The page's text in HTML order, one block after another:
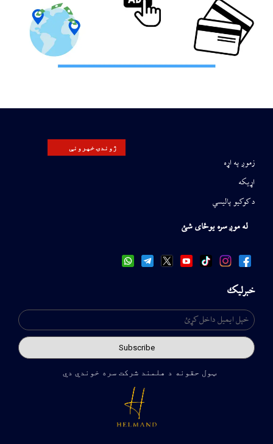
ژوندۍ خپرونې
زموږ په اړه
اړیکه
د کوکیو پالیسي
له موږ سره یوځای شئ
خبرلیک
ټول حقونه د هلمند شرکت سره خوندي دي